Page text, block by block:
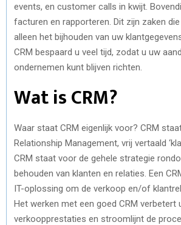
events, en customer calls in kwijt.
facturen en rapporteren. Dit zijn zaken
alleen het bijhouden van uw
CRM bespaard u veel tijd, zodat u uw
ondernemen kunt blijven richten.
Wat is CRM?
Waar staat CRM eigenlijk voor? CRM
Relationship Management, vrij vertaald
CRM staat voor de gehele strategie
behouden van klanten en relaties. Een
IT-oplossing om de verkoop en/of
Het werken met een goed CRM verbetert
verkoopprestaties en stroomlijnt de